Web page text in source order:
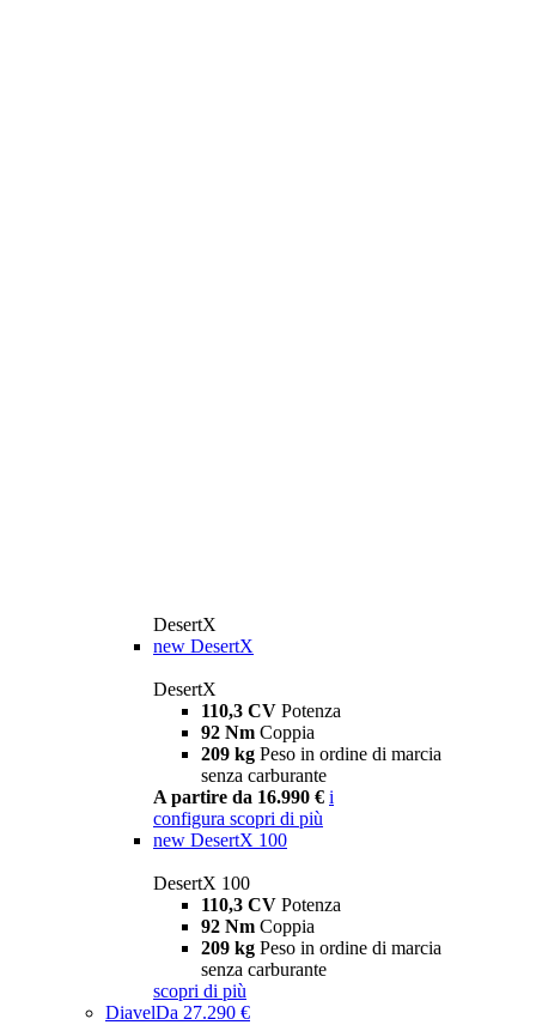
DesertX
new DesertX
DesertX
110,3 CV Potenza
92 Nm Coppia
209 kg Peso in ordine di marcia
senza carburante
A partire da 16.990 € i
configura scopri di più
new DesertX 100
DesertX 100
110,3 CV Potenza
92 Nm Coppia
209 kg Peso in ordine di marcia
senza carburante
scopri di più
DiavelDa 27.290 €